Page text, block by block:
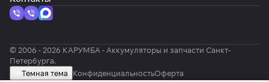
© 2006 - 2026 КАРУМБА - Аккумуляторы и запчасти Санкт-
Петербурга.
Темная тема КонфиденциальностьОферта